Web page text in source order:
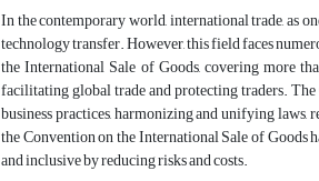
In the contemporary world, international trade, as
technology transfer. However, this field faces
the International Sale of Goods, covering more
facilitating global trade and protecting traders.
business practices, harmonizing and unifying
the Convention on the International Sale of Goods
and inclusive by reducing risks and costs.